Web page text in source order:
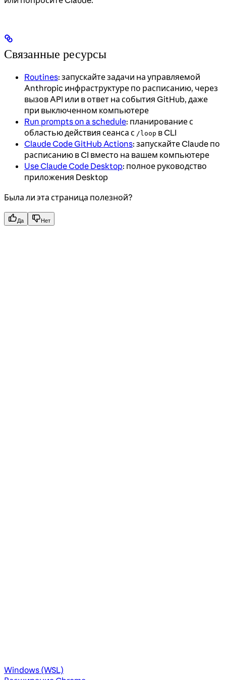
Связанные ресурсы
Routines: запускайте задачи на управляемой
Anthropic инфраструктуре по расписанию, через
вызов API или в ответ на события GitHub, даже
при выключенном компьютере
Run prompts on a schedule: планирование с
областью действия сеанса с /loop в CLI
Claude Code GitHub Actions: запускайте Claude по
расписанию в CI вместо на вашем компьютере
Use Claude Code Desktop: полное руководство
приложения Desktop
Была ли эта страница полезной?
Да Нет
Windows (WSL)